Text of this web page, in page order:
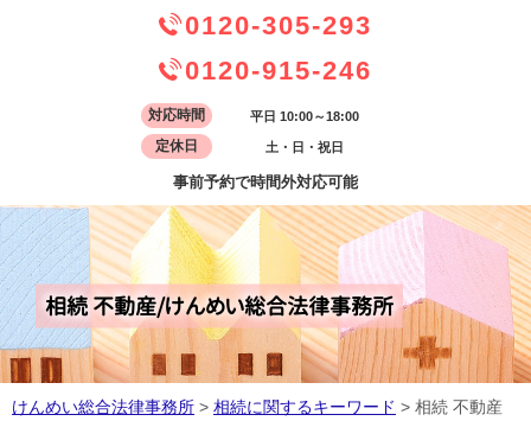
0120-305-293
0120-915-246
対応時間 平日 10:00～18:00
定休日 土・日・祝日
事前予約で時間外対応可能
相続 不動産/けんめい総合法律事務所
けんめい総合法律事務所 > 相続に関するキーワード > 相続 不動産